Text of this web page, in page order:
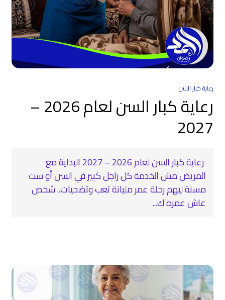
رعاية كبار السن
رعاية كبار السن لعام 2026 –
2027
رعاية كبار السن لعام 2026 – 2027 البداية مع
المريض مش الخدمة كل راجل كبير في السن أو ست
مسنة ليهم رحلة عمر مليانة تعب وتضحيات.. شخص
عاش عمره ك...